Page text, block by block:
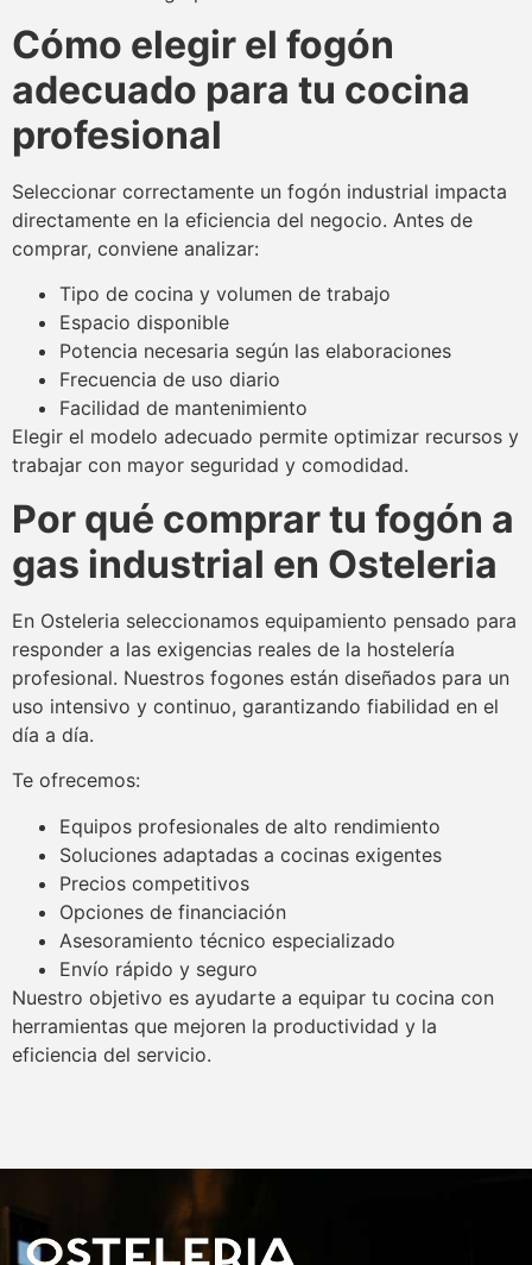
Cómo elegir el fogón
adecuado para tu cocina
profesional
Seleccionar correctamente un fogón industrial impacta
directamente en la eficiencia del negocio. Antes de
comprar, conviene analizar:
Tipo de cocina y volumen de trabajo
Espacio disponible
Potencia necesaria según las elaboraciones
Frecuencia de uso diario
Facilidad de mantenimiento
Elegir el modelo adecuado permite optimizar recursos y
trabajar con mayor seguridad y comodidad.
Por qué comprar tu fogón a
gas industrial en Osteleria
En Osteleria seleccionamos equipamiento pensado para
responder a las exigencias reales de la hostelería
profesional. Nuestros fogones están diseñados para un
uso intensivo y continuo, garantizando fiabilidad en el
día a día.
Te ofrecemos:
Equipos profesionales de alto rendimiento
Soluciones adaptadas a cocinas exigentes
Precios competitivos
Opciones de financiación
Asesoramiento técnico especializado
Envío rápido y seguro
Nuestro objetivo es ayudarte a equipar tu cocina con
herramientas que mejoren la productividad y la
eficiencia del servicio.